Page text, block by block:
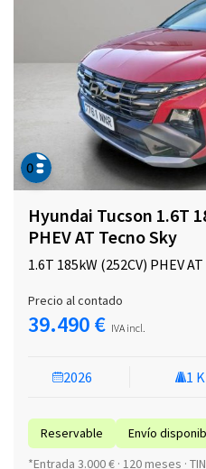
Hyundai Tucson 1.6T
PHEV AT Tecno Sky
1.6T 185kW (252CV) PHEV
2026 1
Reservable
Envío
*Entrada 3.000 € · 120 meses ·
Precio al contado
39.490 € IVA incl.